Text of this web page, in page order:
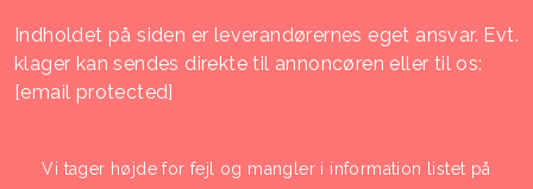
Indholdet på siden er leverandørernes eget ansvar. Evt.
klager kan sendes direkte til annoncøren eller til os:
[email protected]
Vi tager højde for fejl og mangler i information listet på